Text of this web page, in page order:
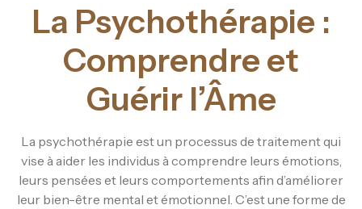
La Psychothérapie :
Comprendre et
Guérir l’Âme
La psychothérapie est un processus de traitement qui
vise à aider les individus à comprendre leurs émotions,
leurs pensées et leurs comportements afin d’améliorer
leur bien-être mental et émotionnel. C’est une forme de